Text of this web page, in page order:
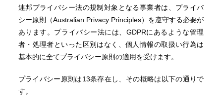
連邦プライバシー法の規制対象となる事業者は、プライバ
シー原則（Australian Privacy Principles）を遵守する必要が
あります。プライバシー法には、GDPRにあるような管理
者・処理者といった区別はなく、個人情報の取扱い行為は
基本的に全てプライバシー原則の適用を受けます。
プライバシー原則は13条存在し、その概略は以下の通りで
す。